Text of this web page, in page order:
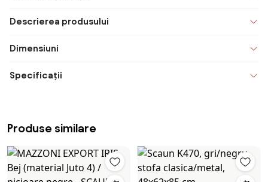
Descrierea produsului
Dimensiuni
Specificații
Produse similare